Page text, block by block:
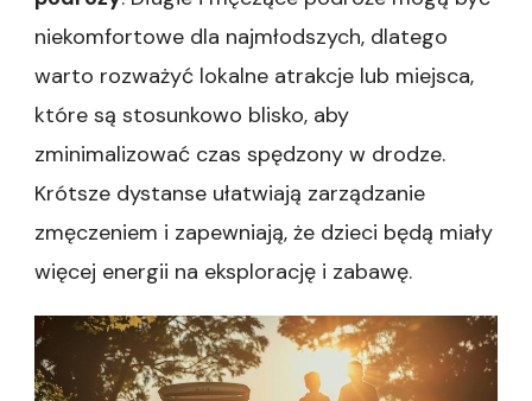
niekomfortowe dla najmłodszych, dlatego
warto rozważyć lokalne atrakcje lub miejsca,
które są stosunkowo blisko, aby
zminimalizować czas spędzony w drodze.
Krótsze dystanse ułatwiają zarządzanie
zmęczeniem i zapewniają, że dzieci będą miały
więcej energii na eksplorację i zabawę.